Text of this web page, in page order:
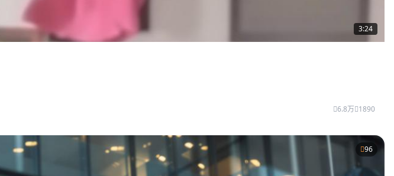
3:24
6.8万 1890
96